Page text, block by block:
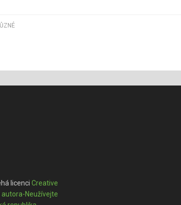
licenci Creative
Neužívejte